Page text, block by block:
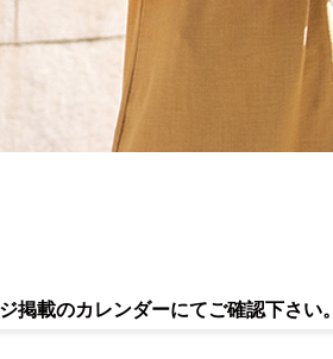
掲載のカレンダーにてご確認下さい。